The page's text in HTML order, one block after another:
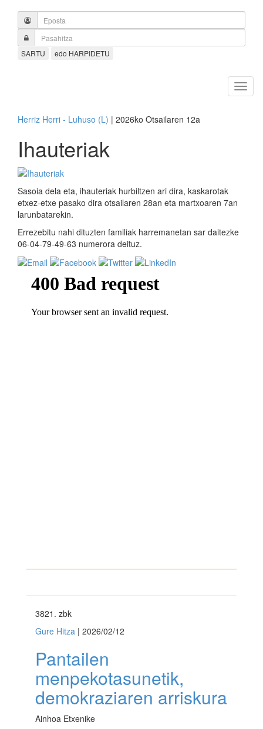
SARTU edo HARPIDETU
Herriz Herri - Luhuso (L) | 2026ko Otsailaren 12a
Ihauteriak
Sasoia dela eta, ihauteriak hurbiltzen ari dira, kaskarotak
etxez-etxe pasako dira otsailaren 28an eta martxoaren 7an
larunbatarekin.
Errezebitu nahi dituzten familiak harremanetan sar daitezke
06-04-79-49-63 numerora deituz.
3821 . zbk
Gure Hitza | 2026/02/12
Pantailen
menpekotasunetik,
demokraziaren arriskura
Ainhoa Etxenike